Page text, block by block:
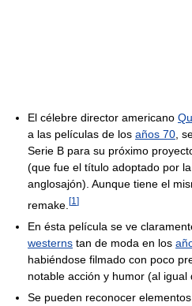
El célebre director americano
a las películas de los años 70 ,
Serie B para su próximo
(que fue el título adoptado por
anglosajón). Aunque tiene el
remake. [1 ]
En ésta película se ve
westerns tan de moda en los
habiéndose filmado con poco
notable acción y humor (al igual
Se pueden reconocer